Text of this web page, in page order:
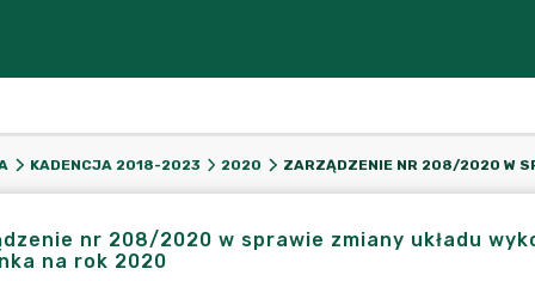
KADENCJA 2018-2023 2020
nr 208/2020 w sprawie zmiany układu
na rok 2020